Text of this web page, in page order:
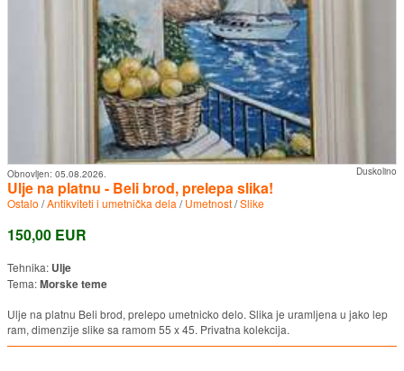
Duskolino
Obnovljen: 05.08.2026.
Ulje na platnu - Beli brod, prelepa slika!
Ostalo /Antikviteti i umetnička dela /Umetnost/Slike
150,00 EUR
Tehnika: Ulje
Tema:Morske teme
Ulje na platnu Beli brod, prelepo umetnicko delo. Slika je uramljena u jako lep
ram, dimenzije slike sa ramom 55 x 45. Privatna kolekcija.